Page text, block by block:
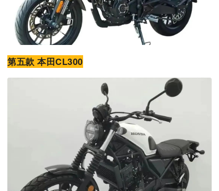
第五款 本田CL300